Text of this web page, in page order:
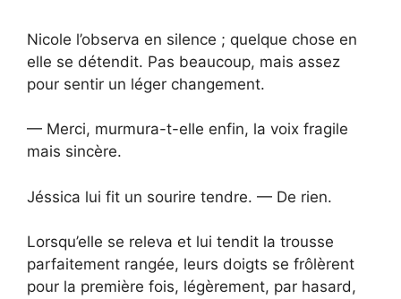
Nicole l’observa en silence ; quelque chose en
elle se détendit. Pas beaucoup, mais assez
pour sentir un léger changement.
— Merci, murmura-t-elle enfin, la voix fragile
mais sincère.
Jéssica lui fit un sourire tendre. — De rien.
Lorsqu’elle se releva et lui tendit la trousse
parfaitement rangée, leurs doigts se frôlèrent
pour la première fois, légèrement, par hasard,